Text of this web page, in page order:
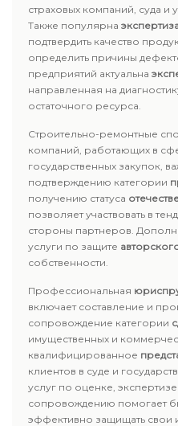
страховых компаний, суда
Также популярна
подтвердить качество
определить причины
предприятий актуальна
направленная на
остаточного ресурса.
Строительно-ремонтные
компаний, работающих в
государственных закупок,
подтверждению категории
получению статуса
позволяет участвовать в
стороны партнеров.
услуги по защите
собственности.
Профессиональная
включает составление и
сопровождение категории
имущественных и
квалифицированное
клиентов в суде и
услуг по оценке,
сопровождению помогает
эффективно защищать свои